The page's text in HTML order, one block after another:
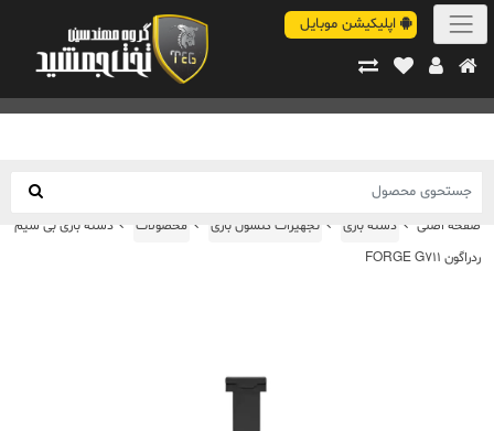
اپلیکیشن موبایل
صفحه اصلی محصولات تجهیزات کنسول بازی دسته بازی
دسته بازی بی سیم
ردراگون FORGE G711